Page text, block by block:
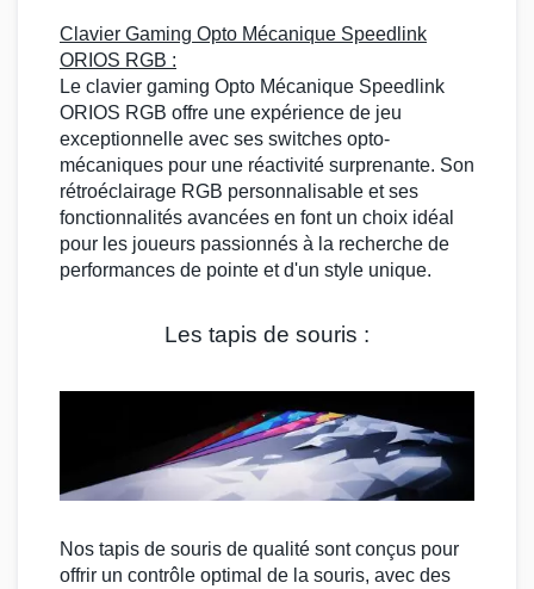
Clavier Gaming Opto Mécanique Speedlink
ORIOS RGB :
Le clavier gaming Opto Mécanique Speedlink
ORIOS RGB offre une expérience de jeu
exceptionnelle avec ses switches opto-
mécaniques pour une réactivité surprenante. Son
rétroéclairage RGB personnalisable et ses
fonctionnalités avancées en font un choix idéal
pour les joueurs passionnés à la recherche de
performances de pointe et d'un style unique.
Les tapis de souris :
Nos tapis de souris de qualité sont conçus pour
offrir un contrôle optimal de la souris, avec des